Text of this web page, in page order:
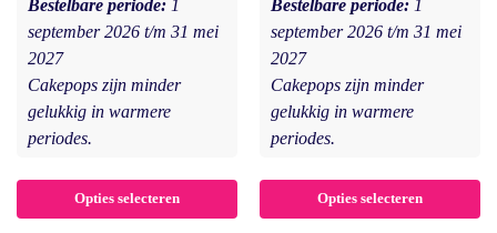
Bestelbare periode: 1
september 2026 t/m 31 mei
2027
Cakepops zijn minder
gelukkig in warmere
periodes.
Opties selecteren
Bestelbare periode: 1
september 2026 t/m 31 mei
2027
Cakepops zijn minder
gelukkig in warmere
periodes.
Opties selecteren